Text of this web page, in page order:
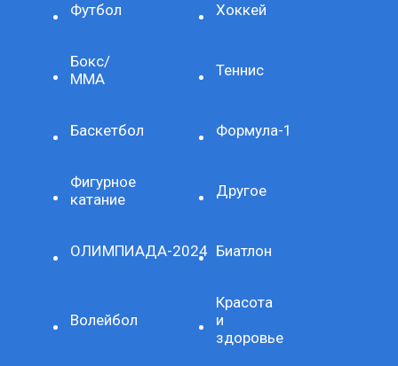
Футбол Хоккей
Бокс/
ММА
Теннис
Баскетбол Формула-1
Фигурное
катание
Другое
ОЛИМПИАДА-2024 Биатлон
Волейбол
Красота
и
здоровье